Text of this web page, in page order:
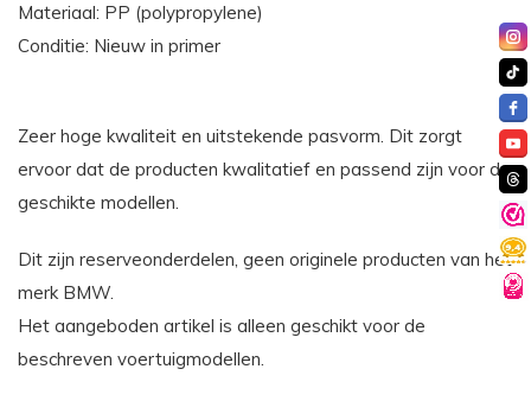
Materiaal: PP (polypropylene)
Conditie: Nieuw in primer
Zeer hoge kwaliteit en uitstekende pasvorm. Dit zorgt
ervoor dat de producten kwalitatief en passend zijn voor de
geschikte modellen.
Dit zijn reserveonderdelen, geen originele producten van het
merk BMW.
Het aangeboden artikel is alleen geschikt voor de
beschreven voertuigmodellen.